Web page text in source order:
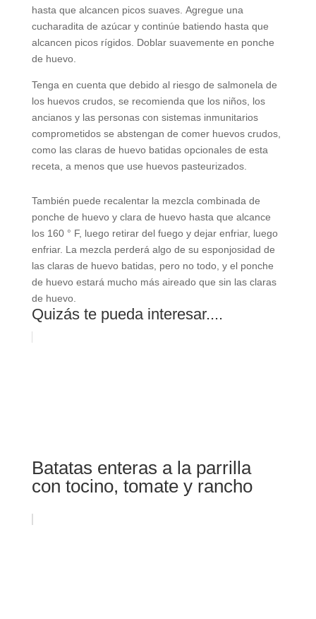
hasta que alcancen picos suaves. Agregue una
cucharadita de azúcar y continúe batiendo hasta que
alcancen picos rígidos. Doblar suavemente en ponche
de huevo.
Tenga en cuenta que debido al riesgo de salmonela de
los huevos crudos, se recomienda que los niños, los
ancianos y las personas con sistemas inmunitarios
comprometidos se abstengan de comer huevos crudos,
como las claras de huevo batidas opcionales de esta
receta, a menos que use huevos pasteurizados.
También puede recalentar la mezcla combinada de
ponche de huevo y clara de huevo hasta que alcance
los 160 ° F, luego retirar del fuego y dejar enfriar, luego
enfriar. La mezcla perderá algo de su esponjosidad de
las claras de huevo batidas, pero no todo, y el ponche
de huevo estará mucho más aireado que sin las claras
de huevo.
Quizás te pueda interesar....
Batatas enteras a la parrilla
con tocino, tomate y rancho